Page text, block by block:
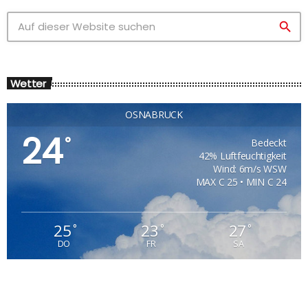
search
Wetter
OSNABRÜCK
24°
Bedeckt
42% Luftfeuchtigkeit
Wind: 6m/s WSW
MAX C 25 • MIN C 24
25°
DO
23°
FR
27°
SA